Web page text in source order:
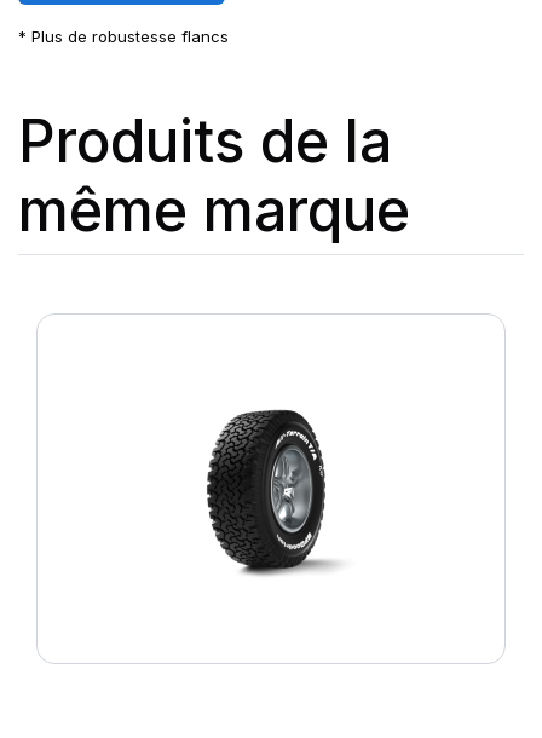
* Plus de robustesse flancs
Produits de la
même marque